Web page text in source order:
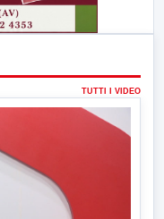
TUTTI I VIDEO